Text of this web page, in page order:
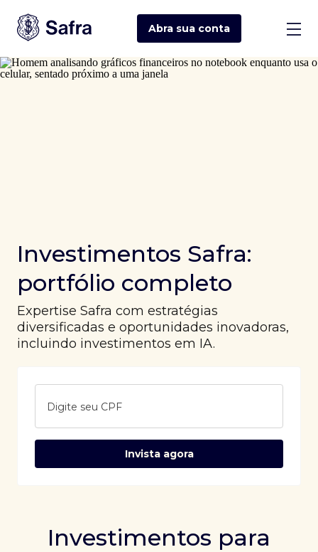
Abra sua conta
Investimentos Safra:
portfólio completo
Expertise Safra com estratégias
diversificadas e oportunidades inovadoras,
incluindo investimentos em IA.
Digite seu CPF
Invista agora
Investimentos para